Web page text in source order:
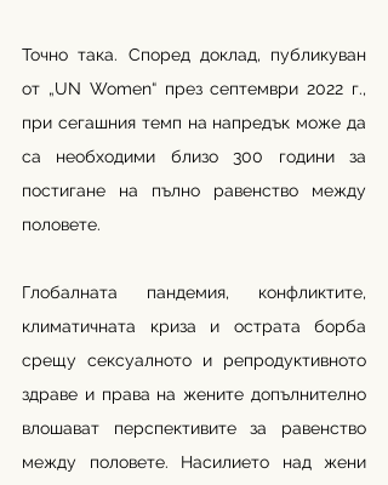
Точно така. Според доклад, публикуван
от „UN Women“ през септември 2022 г.,
при сегашния темп на напредък може да
са необходими близо 300 години за
постигане на пълно равенство между
половете.
Глобалната пандемия, конфликтите,
климатичната криза и острата борба
срещу сексуалното и репродуктивното
здраве и права на жените допълнително
влошават перспективите за равенство
между половете. Насилието над жени